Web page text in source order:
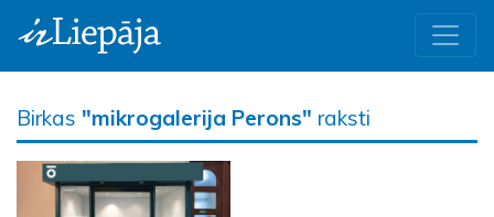
Birkas "mikrogalerija Perons" raksti